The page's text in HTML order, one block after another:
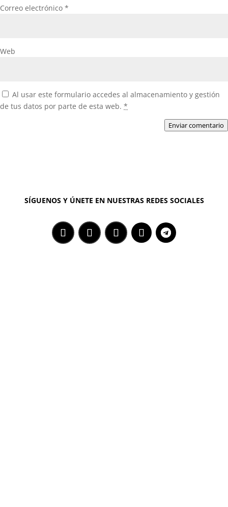
Correo electrónico *
Web
Al usar este formulario accedes al almacenamiento y gestión
de tus datos por parte de esta web. *
Enviar comentario
SÍGUENOS Y ÚNETE EN NUESTRAS REDES SOCIALES